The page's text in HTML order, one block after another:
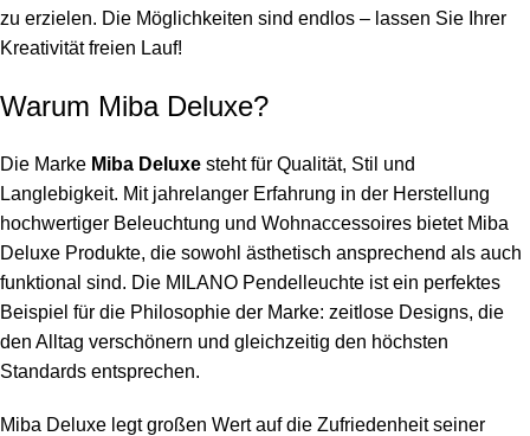
zu erzielen. Die Möglichkeiten sind endlos – lassen Sie Ihrer
Kreativität freien Lauf!
Warum Miba Deluxe?
Die Marke Miba Deluxe steht für Qualität, Stil und
Langlebigkeit. Mit jahrelanger Erfahrung in der Herstellung
hochwertiger Beleuchtung und Wohnaccessoires bietet Miba
Deluxe Produkte, die sowohl ästhetisch ansprechend als auch
funktional sind. Die MILANO Pendelleuchte ist ein perfektes
Beispiel für die Philosophie der Marke: zeitlose Designs, die
den Alltag verschönern und gleichzeitig den höchsten
Standards entsprechen.
Miba Deluxe legt großen Wert auf die Zufriedenheit seiner